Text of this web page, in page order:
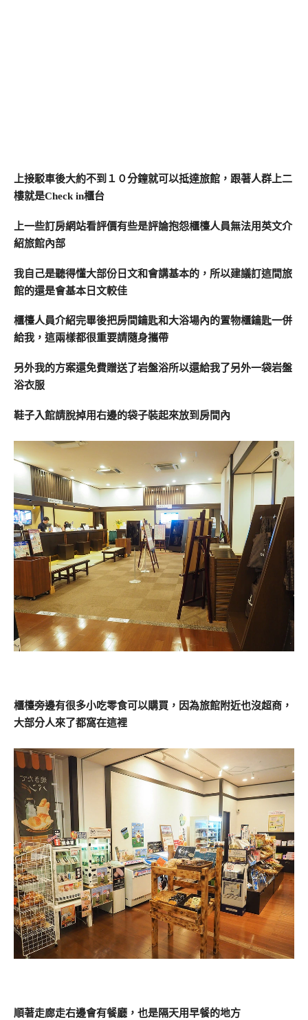
上接駁車後大約不到１０分鐘就可以抵達旅館，跟著人群上二
樓就是Check in櫃台
上一些訂房網站看評價有些是評論抱怨櫃檯人員無法用英文介
紹旅館內部
我自己是聽得懂大部份日文和會講基本的，所以建議訂這間旅
館的還是會基本日文較佳
櫃檯人員介紹完畢後把房間鑰匙和大浴場內的置物櫃鑰匙一併
給我，這兩樣都很重要請隨身攜帶
另外我的方案還免費贈送了岩盤浴所以還給我了另外一袋岩盤
浴衣服
鞋子入館請脫掉用右邊的袋子裝起來放到房間內
櫃檯旁邊有很多小吃零食可以購買，因為旅館附近也沒超商，
大部分人來了都窩在這裡
順著走廊走右邊會有餐廳，也是隔天用早餐的地方